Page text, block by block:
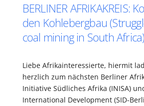
BERLINER AFRIKAKREIS:
den Kohlebergbau
coal mining in South Africa)
Liebe Afrikainteressierte, hiermit
herzlich zum nächsten Berliner
Initiative Südliches Afrika (INISA)
International Development (SID-